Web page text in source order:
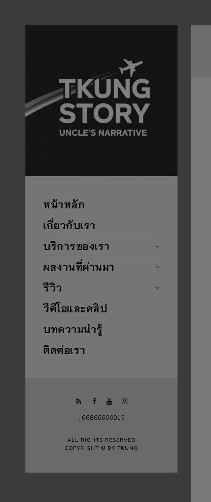
หน้าหลัก
เกี่ยวกับเรา
บริการของเรา
ผลงานที่ผ่านมา
รีวิว
วีดีโอและคลิป
บทความน่ารู้
ติดต่อเรา
+66866600015
ALL RIGHTS RESERVED
COPYRIGHT © BY TKUNG